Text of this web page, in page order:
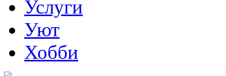
Услуги
Уют
Хобби